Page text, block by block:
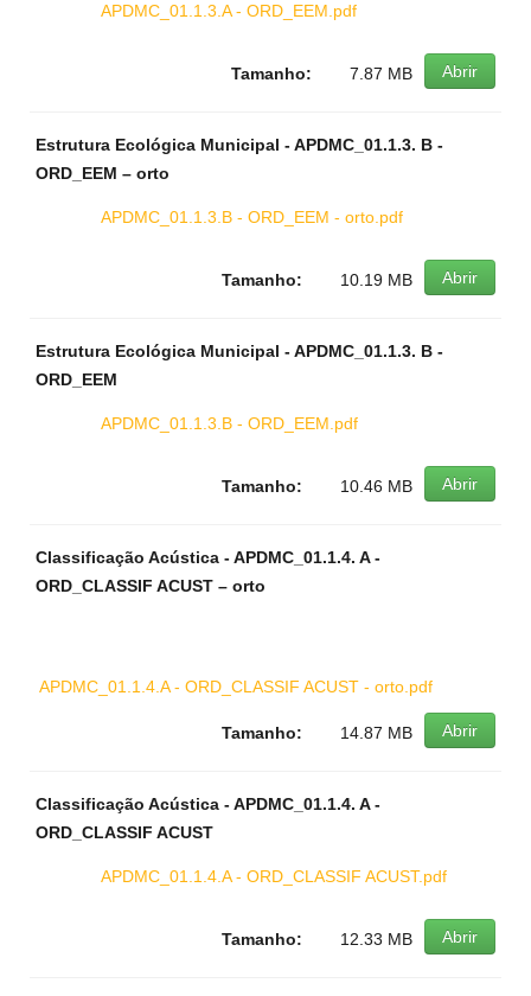
APDMC_01.1.3.A - ORD_EEM.pdf
Abrir
Tamanho: 7.87 MB
Estrutura Ecológica Municipal - APDMC_01.1.3. B -
ORD_EEM – orto
APDMC_01.1.3.B - ORD_EEM - orto.pdf
Abrir
Tamanho: 10.19 MB
Estrutura Ecológica Municipal - APDMC_01.1.3. B -
ORD_EEM
APDMC_01.1.3.B - ORD_EEM.pdf
Abrir
Tamanho: 10.46 MB
Classificação Acústica - APDMC_01.1.4. A -
ORD_CLASSIF ACUST – orto
APDMC_01.1.4.A - ORD_CLASSIF ACUST - orto.pdf
Abrir
Tamanho: 14.87 MB
Classificação Acústica - APDMC_01.1.4. A -
ORD_CLASSIF ACUST
APDMC_01.1.4.A - ORD_CLASSIF ACUST.pdf
Abrir
Tamanho: 12.33 MB